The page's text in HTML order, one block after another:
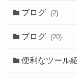
ブログ (2)
ブログ (20)
便利なツール